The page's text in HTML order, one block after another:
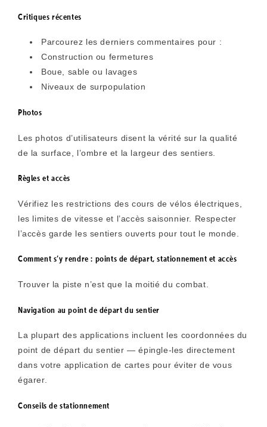
Critiques récentes
Parcourez les derniers commentaires pour :
Construction ou fermetures
Boue, sable ou lavages
Niveaux de surpopulation
Photos
Les photos d’utilisateurs disent la vérité sur la qualité
de la surface, l’ombre et la largeur des sentiers.
Règles et accès
Vérifiez les restrictions des cours de vélos électriques,
les limites de vitesse et l’accès saisonnier. Respecter
l’accès garde les sentiers ouverts pour tout le monde.
Comment s’y rendre : points de départ, stationnement et accès
Trouver la piste n’est que la moitié du combat.
Navigation au point de départ du sentier
La plupart des applications incluent les coordonnées du
point de départ du sentier — épingle-les directement
dans votre application de cartes pour éviter de vous
égarer.
Conseils de stationnement